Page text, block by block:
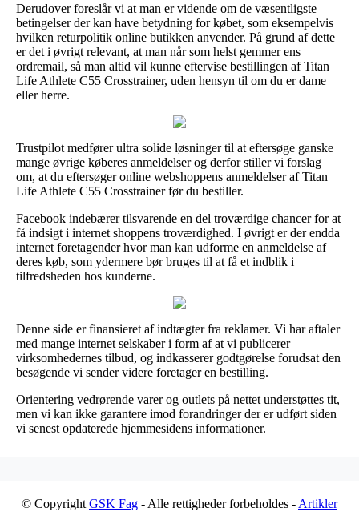
Derudover foreslår vi at man er vidende om de væsentligste
betingelser der kan have betydning for købet, som eksempelvis
hvilken returpolitik online butikken anvender. På grund af dette
er det i øvrigt relevant, at man når som helst gemmer ens
ordremail, så man altid vil kunne eftervise bestillingen af Titan
Life Athlete C55 Crosstrainer, uden hensyn til om du er dame
eller herre.
Trustpilot medfører ultra solide løsninger til at eftersøge ganske
mange øvrige køberes anmeldelser og derfor stiller vi forslag
om, at du eftersøger online webshoppens anmeldelser af Titan
Life Athlete C55 Crosstrainer før du bestiller.
Facebook indebærer tilsvarende en del troværdige chancer for at
få indsigt i internet shoppens troværdighed. I øvrigt er der endda
internet foretagender hvor man kan udforme en anmeldelse af
deres køb, som ydermere bør bruges til at få et indblik i
tilfredsheden hos kunderne.
Denne side er finansieret af indtægter fra reklamer. Vi har aftaler
med mange internet selskaber i form af at vi publicerer
virksomhedernes tilbud, og indkasserer godtgørelse forudsat den
besøgende vi sender videre foretager en bestilling.
Orientering vedrørende varer og outlets på nettet understøttes tit,
men vi kan ikke garantere imod forandringer der er udført siden
vi senest opdaterede hjemmesidens informationer.
© Copyright GSK Fag - Alle rettigheder forbeholdes - Artikler